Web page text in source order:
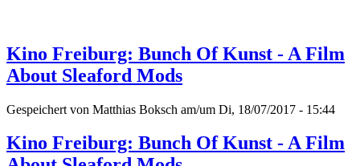
Kino Freiburg: Bunch Of Kunst - A Film
About Sleaford Mods
Gespeichert von Matthias Boksch am/um Di, 18/07/2017 - 15:44
Kino Freiburg: Bunch Of Kunst - A Film